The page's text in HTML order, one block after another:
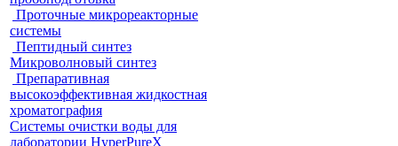
Проточные микрореакторные
системы
Пептидный синтез
Микроволновый синтез
Препаративная
высокоэффективная жидкостная
хроматография
Системы очистки воды для
лаборатории HyperPureX